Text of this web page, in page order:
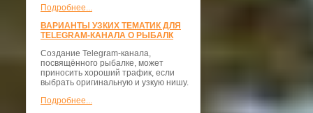
Подробнее...
ВАРИАНТЫ УЗКИХ ТЕМАТИК ДЛЯ
TELEGRAM-КАНАЛА О РЫБАЛК
Создание Telegram-канала,
посвящённого рыбалке, может
приносить хороший трафик, если
выбрать оригинальную и узкую нишу.
Подробнее...